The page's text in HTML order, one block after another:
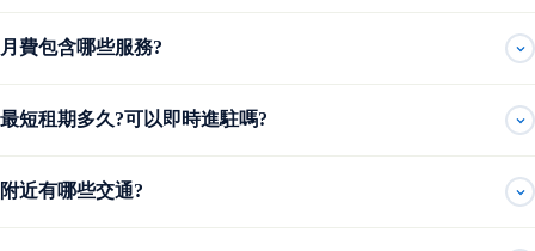
月費包含哪些服務?
最短租期多久?可以即時進駐嗎?
附近有哪些交通?